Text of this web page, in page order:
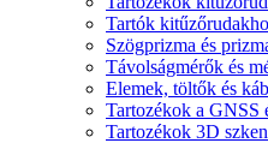
Tartók
Szögprizma és
Távolságmérők és
Elemek, töltők és
Tartozékok a GNSS
Tartozékok 3D